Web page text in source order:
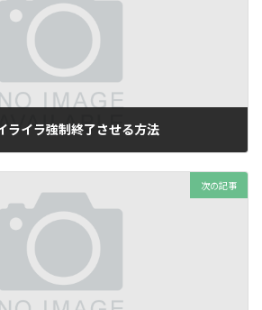
ライラ強制終了させる方法
次の記事